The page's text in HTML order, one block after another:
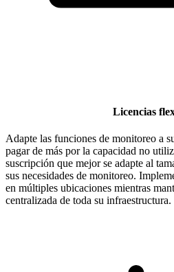
Licencias
Adapte las funciones de monitoreo a
pagar de más por la capacidad no
suscripción que mejor se adapte al
sus necesidades de monitoreo.
en múltiples ubicaciones mientras
centralizada de toda su infraestructura.